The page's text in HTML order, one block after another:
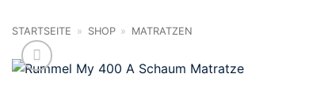
STARTSEITE » SHOP » MATRATZEN